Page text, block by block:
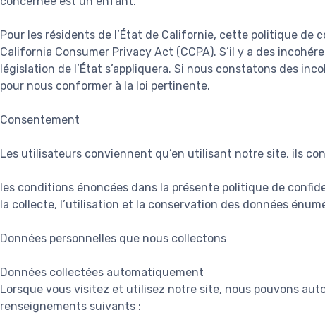
Pour les résidents de l’État de Californie, cette politique de
California Consumer Privacy Act (CCPA). S’il y a des
législation de l’État s’appliquera. Si nous constatons des
pour nous conformer à la loi pertinente.
Consentement
Les utilisateurs conviennent qu’en utilisant notre site, ils
les conditions énoncées dans la présente politique de
la collecte, l’utilisation et la conservation des données
Données personnelles que nous collectons
Données collectées automatiquement
Lorsque vous visitez et utilisez notre site, nous pouvons
renseignements suivants :